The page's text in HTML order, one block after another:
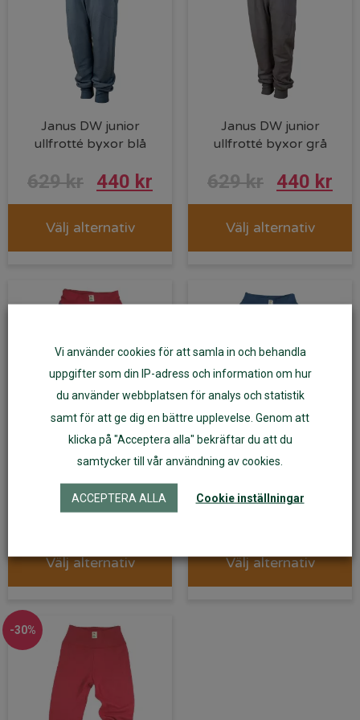
Janus DW junior
ullfrotté byxor blå
629kr 440 kr
Välj alternativ
Janus DW junior
ullfrotté byxor grå
629kr 440 kr
Välj alternativ
Överdragsbyxor av
ullfleece grå
359kr
Välj alternativ
Överdragsbyxor av
Välj alternativ
-30%
Vi använder cookies för att samla in och behandla
uppgifter som din IP-adress och information om hur
du använder webbplatsen för analys och statistik
samt för att ge dig en bättre upplevelse. Genom att
klicka på "Acceptera alla" bekräftar du att du
samtycker till vår användning av cookies.
ACCEPTERA ALLA Cookie inställningar